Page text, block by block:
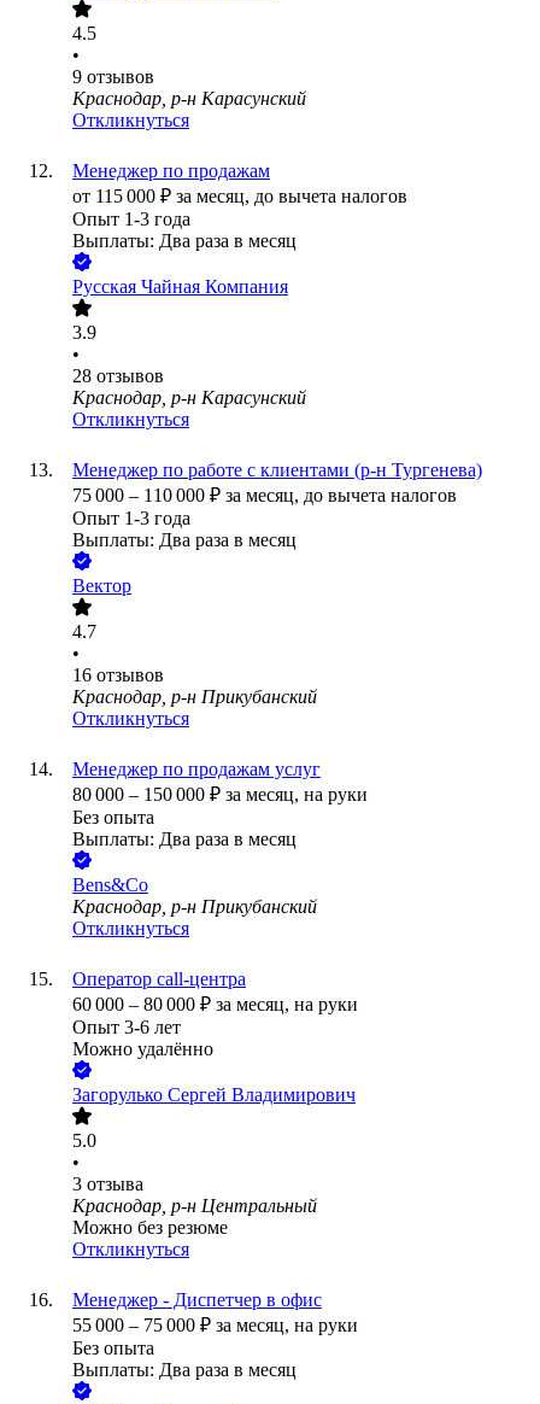
4.5
•
9 отзывов
Краснодар, р-н Карасунский
Откликнуться
Менеджер по продажам
от 115 000 ₽ за месяц, до вычета налогов
Опыт 1-3 года
Выплаты: Два раза в месяц
Русская Чайная Компания
3.9
•
28 отзывов
Краснодар, р-н Карасунский
Откликнуться
Менеджер по работе с клиентами (р-н Тургенева)
75 000 – 110 000 ₽ за месяц, до вычета налогов
Опыт 1-3 года
Выплаты: Два раза в месяц
Вектор
4.7
•
16 отзывов
Краснодар, р-н Прикубанский
Откликнуться
Менеджер по продажам услуг
80 000 – 150 000 ₽ за месяц, на руки
Без опыта
Выплаты: Два раза в месяц
Bens&Co
Краснодар, р-н Прикубанский
Откликнуться
Оператор call-центра
60 000 – 80 000 ₽ за месяц, на руки
Опыт 3-6 лет
Можно удалённо
Загорулько Сергей Владимирович
5.0
•
3 отзыва
Краснодар, р-н Центральный
Можно без резюме
Откликнуться
Менеджер - Диспетчер в офис
55 000 – 75 000 ₽ за месяц, на руки
Без опыта
Выплаты: Два раза в месяц